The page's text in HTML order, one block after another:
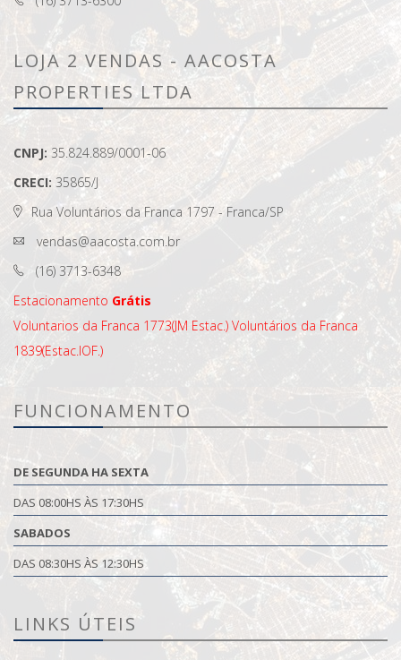
LOJA 2 VENDAS - AACOSTA
PROPERTIES LTDA
CNPJ: 35.824.889/0001-06
CRECI: 35865/J
Rua Voluntários da Franca 1797 - Franca/SP
vendas@aacosta.com.br
(16) 3713-6348
Estacionamento Grátis
Voluntarios da Franca 1773(JM Estac.) Voluntários da Franca
1839(Estac.IOF.)
FUNCIONAMENTO
DE SEGUNDA HA SEXTA
DAS 08:00HS ÀS 17:30HS
SABADOS
DAS 08:30HS ÀS 12:30HS
LINKS ÚTEIS